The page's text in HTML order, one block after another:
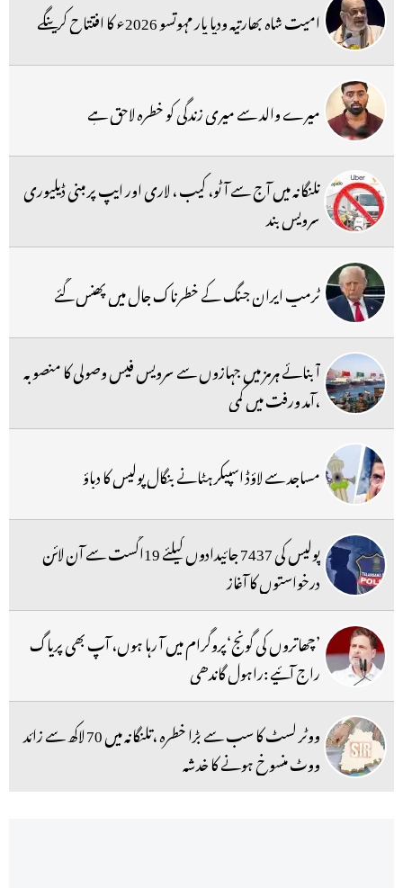
امیت شاہ بھارتیہ ودیا پار مہوتسو 2026ء کا افتتاح کرینگے
میرے والد سے میری زندگی کو خطرہ لاحق ہے
تلنگانہ میں آج سے آٹو، کیب ، لاری اور ایپ پر مبنی ڈیلیوری
سرویس بند
ٹرمپ ایران جنگ کے خطرناک جال میں پھنس گئے
آبنائے ہرمز میں جہازوں سے سرویس فیس وصولی کا منصوبہ
،آمد ورفت میں کمی
مساجد سے لاؤڈ اسپیکر ہٹانے بنگال پولیس کا دباؤ
پولیس کی 7437 جائیدادوں کیلئے 19اگست سے آن لائن
درخواستوں کا آغاز
’چھاتروں کی گونج‘پروگرام میں آ رہا ہوں، آپ بھی پریاگ
راج آئیے :راہول گاندھی
ووٹر لسٹ کا سب سے بڑا خطرہ ،تلنگانہ میں 70 لاکھ سے زائد
ووٹ منسوخ ہونے کا خدشہ